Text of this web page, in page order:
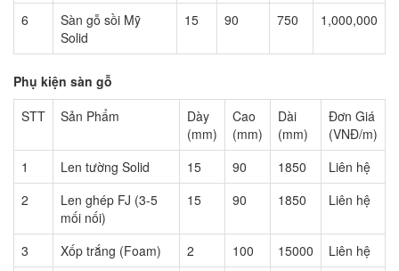
6
Sàn gỗ sồi Mỹ
Solid
15 90 750 1,000,000
Phụ kiện sàn gỗ
STT
Sản Phẩm
Dày
(mm)
Cao
(mm)
Dài
(mm)
Đơn Giá
(VNĐ/m)
1
Len tường Solid 15 90 1850
Liên hệ
2
Len ghép FJ (3-5
mối nối)
15 90 1850 Liên hệ
3 Xốp trắng (Foam) 2 100 15000
Liên hệ